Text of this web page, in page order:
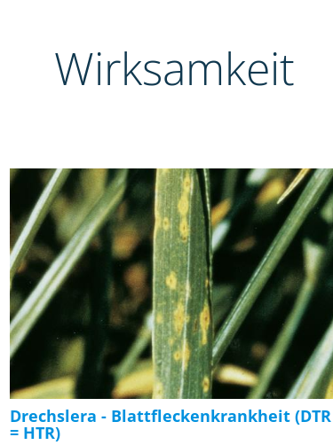
Wirksamkeit
Drechslera - Blattfleckenkrankheit (DTR
= HTR)